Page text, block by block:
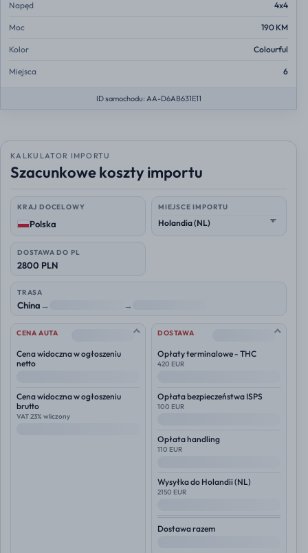
Napęd 4x4
Moc 190 KM
Kolor Colourful
Miejsca 6
ID samochodu: AA-D6AB631E11
KALKULATOR IMPORTU
Szacunkowe koszty importu
KRAJ DOCELOWY
Polska
MIEJSCE IMPORTU
DOSTAWA DO PL
2800 PLN
TRASA
China→ →
CENA AUTA --
Cena widoczna w ogłoszeniu
netto
Cena widoczna w ogłoszeniu
brutto
VAT 23% wliczony
DOSTAWA --
Opłaty terminalowe - THC
420 EUR
Opłata bezpieczeństwa ISPS
100 EUR
Opłata handling
110 EUR
Wysyłka do Holandii (NL)
2150 EUR
Dostawa razem